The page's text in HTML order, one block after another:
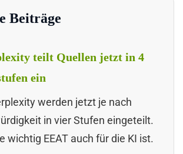
Beiträge
teilt Quellen jetzt in 4
ein
werden jetzt je nach
in vier Stufen eingeteilt.
wichtig EEAT auch für die KI ist.